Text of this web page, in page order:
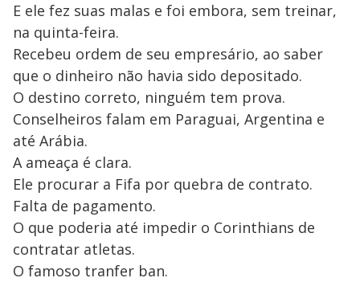
E ele fez suas malas e foi embora, sem treinar,
na quinta-feira.
Recebeu ordem de seu empresário, ao saber
que o dinheiro não havia sido depositado.
O destino correto, ninguém tem prova.
Conselheiros falam em Paraguai, Argentina e
até Arábia.
A ameaça é clara.
Ele procurar a Fifa por quebra de contrato.
Falta de pagamento.
O que poderia até impedir o Corinthians de
contratar atletas.
O famoso tranfer ban.